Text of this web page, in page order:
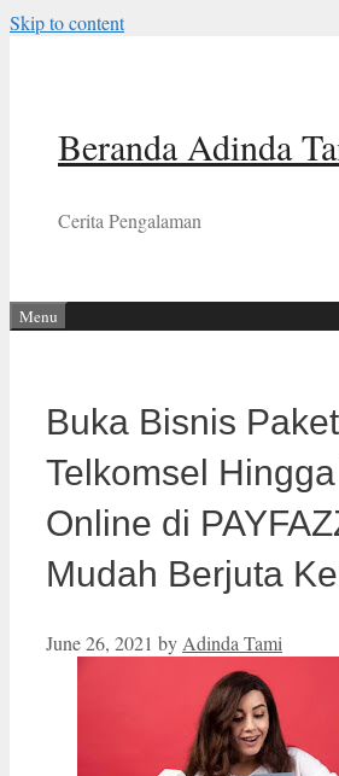
Skip to content
Beranda Adinda
Cerita Pengalaman
Menu
Buka Bisnis Paket
Telkomsel
Online di
Mudah Berjuta
June 26, 2021 by Adinda Tami